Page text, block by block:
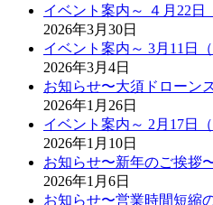
イベント案内～ ４月22日
2026年3月30日
イベント案内～ 3月11日
2026年3月4日
お知らせ〜大須ドローン
2026年1月26日
イベント案内～ 2月17日
2026年1月10日
お知らせ〜新年のご挨拶
2026年1月6日
お知らせ〜営業時間短縮